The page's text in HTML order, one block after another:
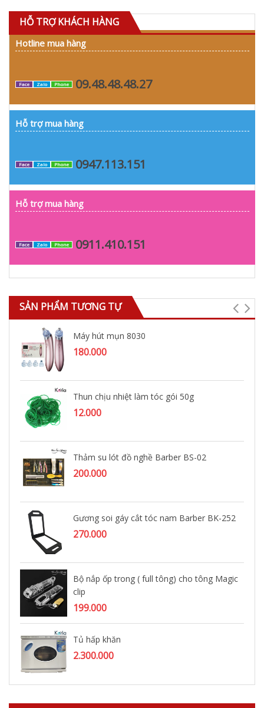
HỖ TRỢ KHÁCH HÀNG
Hotline mua hàng
Face Zalo Phone 09.48.48.48.27
Hỗ trợ mua hàng
Face Zalo Phone 0947.113.151
Hỗ trợ mua hàng
Face Zalo Phone 0911.410.151
SẢN PHẨM TƯƠNG TỰ
Máy hút mụn 8030
180.000
Thun chịu nhiệt làm tóc gói 50g
12.000
Thảm su lót đồ nghề Barber BS-02
200.000
Gương soi gáy cắt tóc nam Barber BK-252
270.000
Bộ nắp ốp trong ( full tông) cho tông Magic
clip
199.000
Tủ hấp khăn
2.300.000